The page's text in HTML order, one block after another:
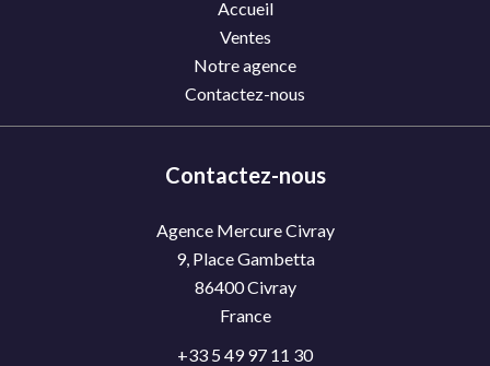
Accueil
Ventes
Notre agence
Contactez-nous
Contactez-nous
Agence Mercure Civray
9, Place Gambetta
86400Civray
France
+33 5 49 97 11 30